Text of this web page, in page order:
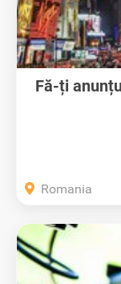
Fă-ți
Romania